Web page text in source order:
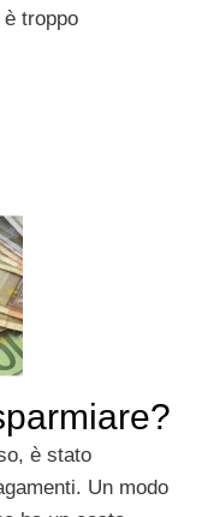
troppo
è stato
Un modo